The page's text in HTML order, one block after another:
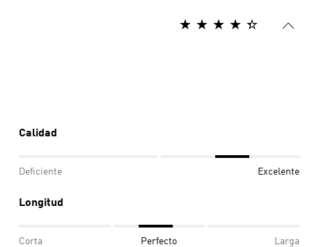
Calidad
Deficiente Excelente
Longitud
Corta Perfecto Larga